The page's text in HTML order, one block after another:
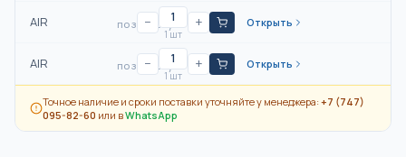
AIR по запросу
−
1 шт
+ Открыть
AIR по запросу
−
1 шт
+ Открыть
Точное наличие и сроки поставки уточняйте у менеджера:+7 (747)
095-82-60 или вWhatsApp